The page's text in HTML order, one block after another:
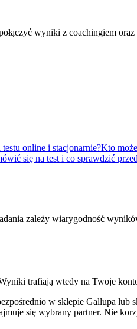
wyniki z coachingiem
online i stacjonarnie?Kto
się na test i co sprawdzić
zależy wiarygodność
trafiają wtedy na Twoje
w sklepie Gallupa lub
się wybrany partner. Nie